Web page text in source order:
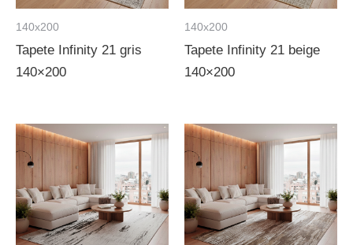
140x200
Tapete Infinity 21 gris
140×200
140x200
Tapete Infinity 21 beige
140×200